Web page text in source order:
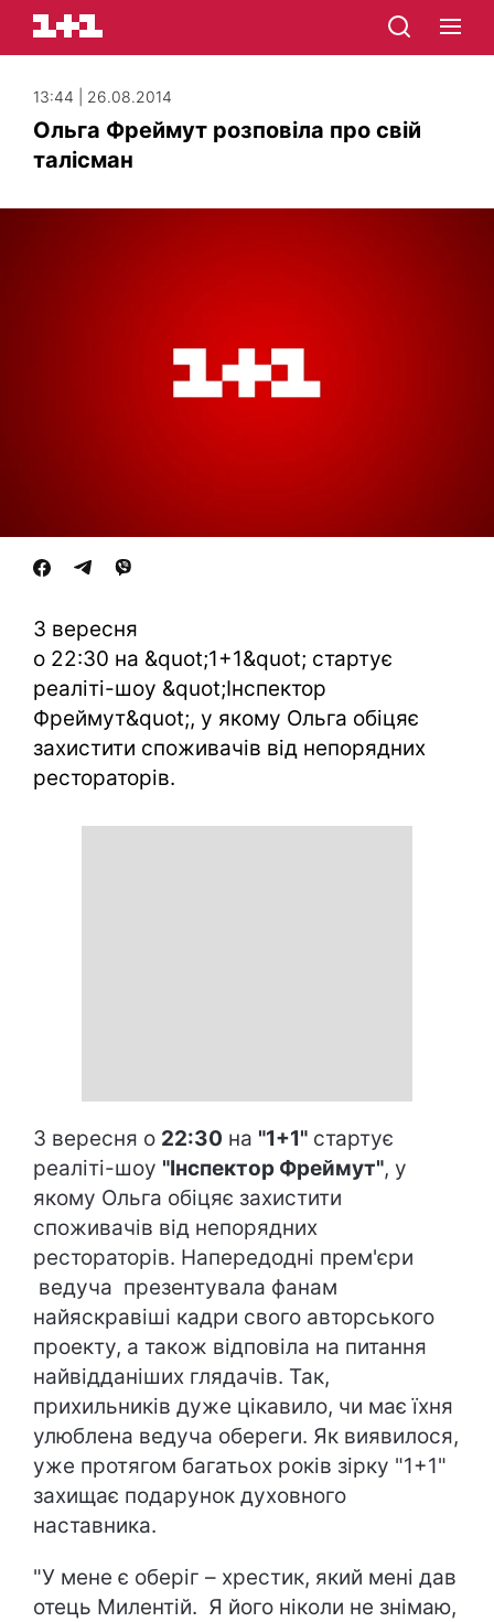
13:44 | 26.08.2014
Ольга Фреймут розповіла про свій
талісман
3 вересня
о 22:30 на &quot;1+1&quot; стартує
реаліті-шоу &quot;Інспектор
Фреймут&quot;, у якому Ольга обіцяє
захистити споживачів від непорядних
рестораторів.
3 вересня о 22:30 на "1+1" стартує
реаліті-шоу "Інспектор Фреймут", у
якому Ольга обіцяє захистити
споживачів від непорядних
рестораторів. Напередодні прем'єри
ведуча презентувала фанам
найяскравіші кадри свого авторського
проекту, а також відповіла на питання
найвідданіших глядачів. Так,
прихильників дуже цікавило, чи має їхня
улюблена ведуча обереги. Як виявилося,
уже протягом багатьох років зірку "1+1"
захищає подарунок духовного
наставника.
"У мене є оберіг – хрестик, який мені дав
отець Милентій. Я його ніколи не знімаю,